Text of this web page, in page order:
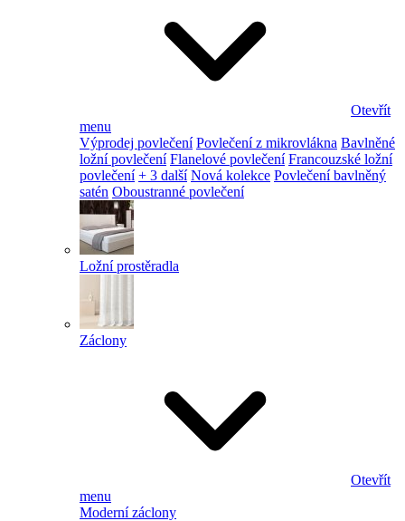
Otevřít
menu
Výprodej povlečení Povlečení z mikrovlákna Bavlněné
ložní povlečení Flanelové povlečení Francouzské ložní
povlečení + 3 další Nová kolekce Povlečení bavlněný
satén Oboustranné povlečení
Ložní prostěradla
Záclony
Otevřít
menu
Moderní záclony